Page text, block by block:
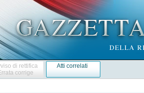
di rettifica
corrige
Atti correlati